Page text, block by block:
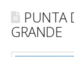
- PUNTA
GRANDE